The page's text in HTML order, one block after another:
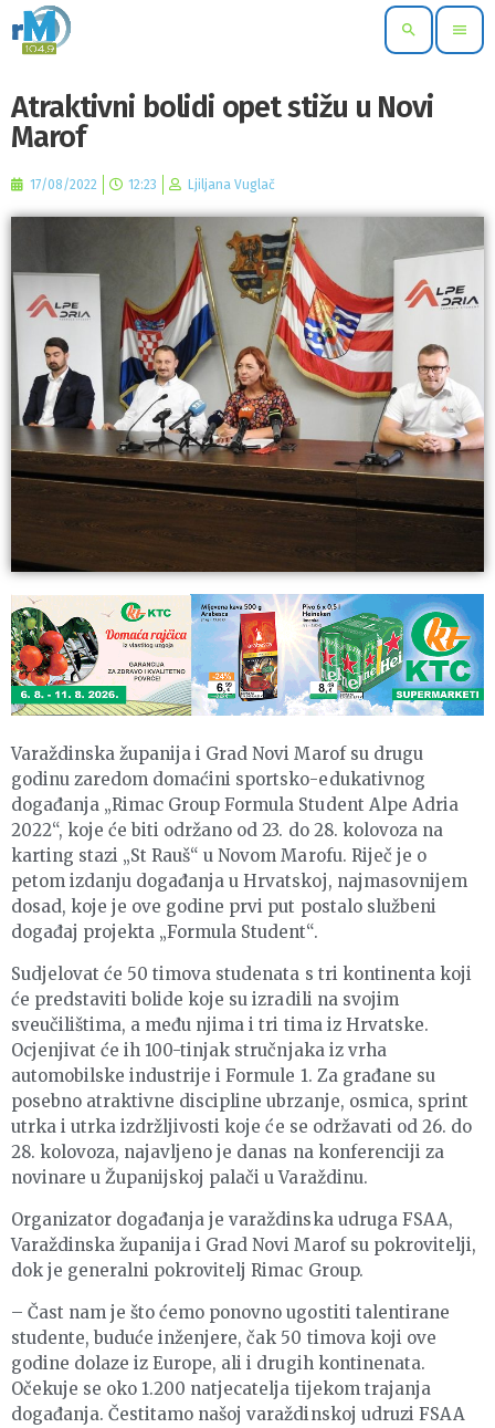
search menu
Atraktivni bolidi opet stižu u Novi
Marof
17/08/2022 12:23 Ljiljana Vuglač
Varaždinska županija i Grad Novi Marof su drugu
godinu zaredom domaćini sportsko-edukativnog
događanja „Rimac Group Formula Student Alpe Adria
2022“, koje će biti održano od 23. do 28. kolovoza na
karting stazi „St Rauš“ u Novom Marofu. Riječ je o
petom izdanju događanja u Hrvatskoj, najmasovnijem
dosad, koje je ove godine prvi put postalo službeni
događaj projekta „Formula Student“.
Sudjelovat će 50 timova studenata s tri kontinenta koji
će predstaviti bolide koje su izradili na svojim
sveučilištima, a među njima i tri tima iz Hrvatske.
Ocjenjivat će ih 100-tinjak stručnjaka iz vrha
automobilske industrije i Formule 1. Za građane su
posebno atraktivne discipline ubrzanje, osmica, sprint
utrka i utrka izdržljivosti koje će se održavati od 26. do
28. kolovoza, najavljeno je danas na konferenciji za
novinare u Županijskoj palači u Varaždinu.
Organizator događanja je varaždinska udruga FSAA,
Varaždinska županija i Grad Novi Marof su pokrovitelji,
dok je generalni pokrovitelj Rimac Group.
– Čast nam je što ćemo ponovno ugostiti talentirane
studente, buduće inženjere, čak 50 timova koji ove
godine dolaze iz Europe, ali i drugih kontinenata.
Očekuje se oko 1.200 natjecatelja tijekom trajanja
događanja. Čestitamo našoj varaždinskoj udruzi FSAA